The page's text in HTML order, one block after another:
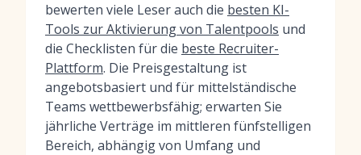
bewerten viele Leser auch die besten KI-
Tools zur Aktivierung von Talentpools und
die Checklisten für die beste Recruiter-
Plattform. Die Preisgestaltung ist
angebotsbasiert und für mittelständische
Teams wettbewerbsfähig; erwarten Sie
jährliche Verträge im mittleren fünfstelligen
Bereich, abhängig von Umfang und